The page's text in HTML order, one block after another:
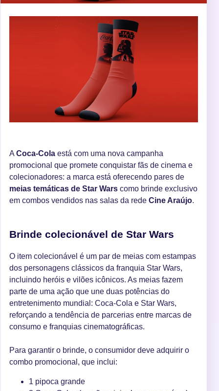
A Coca-Cola está com uma nova campanha
promocional que promete conquistar fãs de cinema e
colecionadores: a marca está oferecendo pares de
meias temáticas de Star Wars como brinde exclusivo
em combos vendidos nas salas da rede Cine Araújo.
Brinde colecionável de Star Wars
O item colecionável é um par de meias com estampas
dos personagens clássicos da franquia Star Wars,
incluindo heróis e vilões icônicos. As meias fazem
parte de uma ação que une duas potências do
entretenimento mundial: Coca-Cola e Star Wars,
reforçando a tendência de parcerias entre marcas de
consumo e franquias cinematográficas.
Para garantir o brinde, o consumidor deve adquirir o
combo promocional, que inclui:
1 pipoca grande